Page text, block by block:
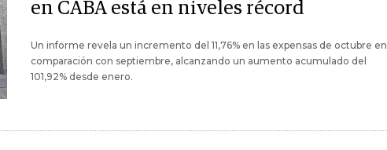
en CABA está en niveles récord
Un informe revela un incremento del 11,76% en las expensas de octubre en
comparación con septiembre, alcanzando un aumento acumulado del
101,92% desde enero.